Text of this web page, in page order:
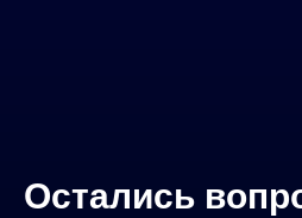
Остались